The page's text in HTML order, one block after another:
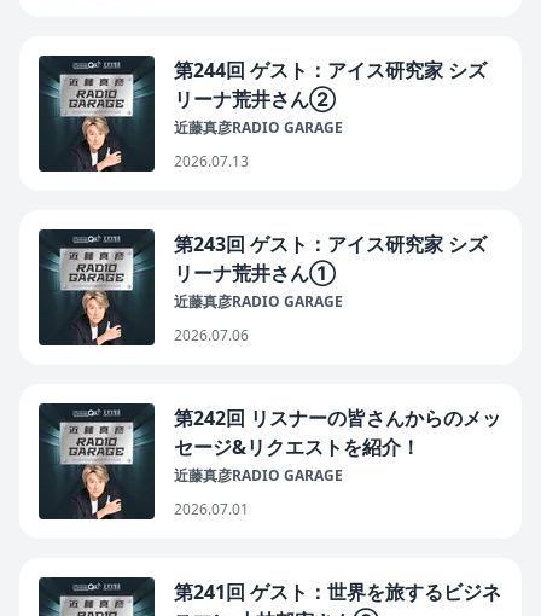
第244回 ゲスト：アイス研究家 シズ
リーナ荒井さん②
近藤真彦RADIO GARAGE
2026.07.13
第243回 ゲスト：アイス研究家 シズ
リーナ荒井さん①
近藤真彦RADIO GARAGE
2026.07.06
第242回 リスナーの皆さんからのメッ
セージ&リクエストを紹介！
近藤真彦RADIO GARAGE
2026.07.01
第241回 ゲスト：世界を旅するビジネ